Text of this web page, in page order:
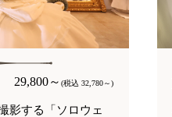
29,800～ (税込 32,780～)
影する「ソロウェ